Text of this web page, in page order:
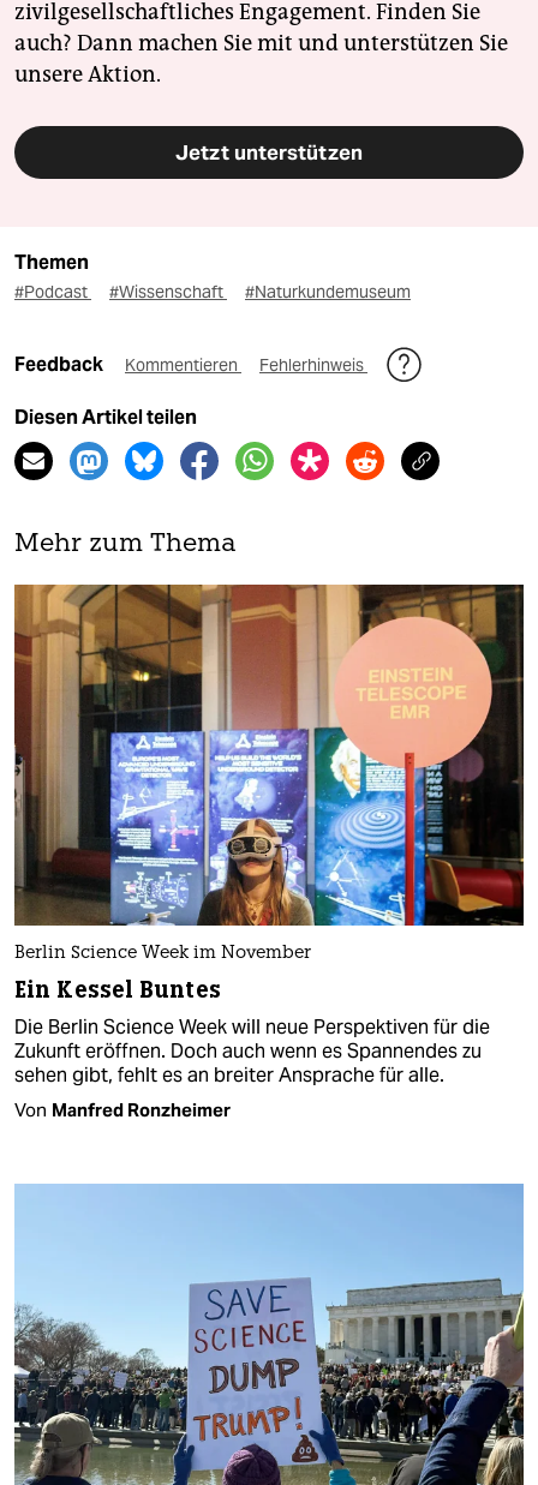
zivilgesellschaftliches Engagement. Finden Sie
auch? Dann machen Sie mit und unterstützen Sie
unsere Aktion.
Jetzt unterstützen
Themen
#Podcast #Wissenschaft #Naturkundemuseum
Feedback Kommentieren Fehlerhinweis
Diesen Artikel teilen
Mehr zum Thema
Berlin Science Week im November
Ein Kessel Buntes
Die Berlin Science Week will neue Perspektiven für die
Zukunft eröffnen. Doch auch wenn es Spannendes zu
sehen gibt, fehlt es an breiter Ansprache für alle.
Von Manfred Ronzheimer